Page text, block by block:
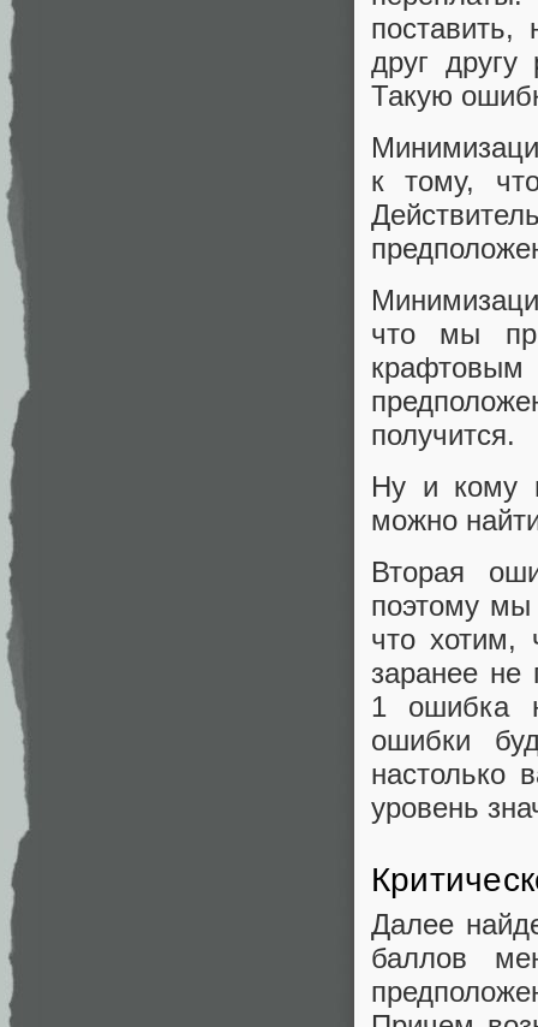
друг
Такую
к тому,
что мы
получится.
Ну и кому
можно
Вторая
поэтому
что хотим,
заранее не
1 ошибка
ошибки
настолько
уровень
Далее
баллов